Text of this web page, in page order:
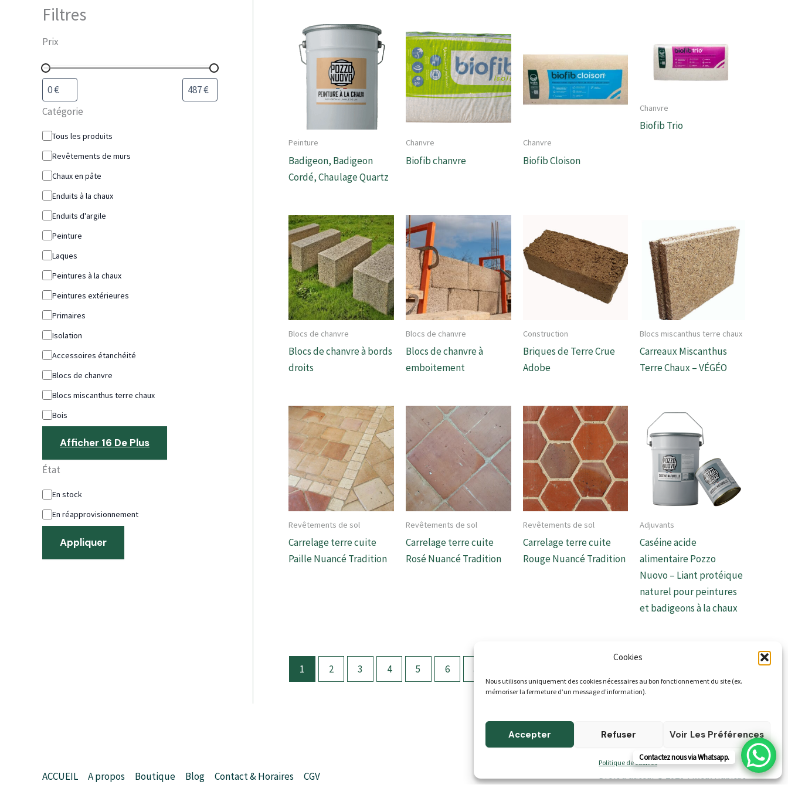
Cookies
Nous utilisons uniquement des cookies nécessaires au bon fonctionnement du site (ex.
mémoriser la fermeture d’un message d’information).
Accepter Refuser Voir Les Préférences
Politique de cookies
Filtres
Prix
Catégorie
Tous les produits
Revêtements de murs
Chaux en pâte
Enduits à la chaux
Enduits d'argile
Peinture
Laques
Peintures à la chaux
Peintures extérieures
Primaires
Isolation
Accessoires étanchéité
Blocs de chanvre
Blocs miscanthus terre chaux
Bois
Afficher 16 De Plus
État
En stock
En réapprovisionnement
Appliquer
Peinture
Badigeon, Badigeon
Cordé, Chaulage Quartz
Chanvre
Biofib chanvre
Chanvre
Biofib Cloison
Chanvre
Biofib Trio
Blocs de chanvre
Blocs de chanvre à bords
droits
Blocs de chanvre
Blocs de chanvre à
emboitement
Construction
Briques de Terre Crue
Adobe
Blocs miscanthus terre chaux
Carreaux Miscanthus
Terre Chaux – VÉGÉO
Revêtements de sol
Carrelage terre cuite
Paille Nuancé Tradition
Revêtements de sol
Carrelage terre cuite
Rosé Nuancé Tradition
Revêtements de sol
Carrelage terre cuite
Rouge Nuancé Tradition
Adjuvants
Caséine acide
alimentaire Pozzo
Nuovo – Liant protéique
naturel pour peintures
et badigeons à la chaux
1 2 3 4 5 6 →
ACCUEIL A propos Boutique Blog Contact & Horaires
CGV
Droit d'auteur © 2026 Tilleul Habitat
Contactez nous via Whatsapp.